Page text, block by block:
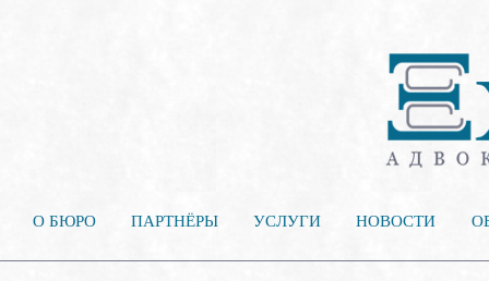
О БЮРО ПАРТНЁРЫ УСЛУГИ НОВОСТИ